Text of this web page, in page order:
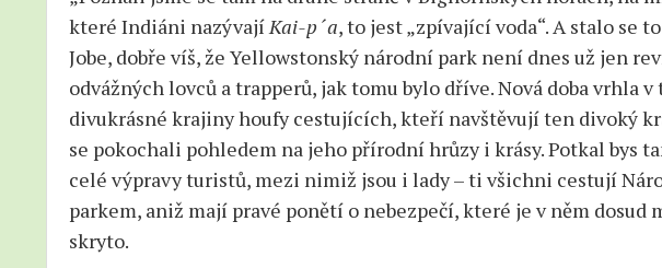
které Indiáni nazývajíKai-p´a, to jest „zpívající voda“. A stalo se
Jobe, dobře víš, že Yellowstonský národní park není dnes už jen
odvážných lovců a trapperů, jak tomu bylo dříve. Nová doba vrhla v
divukrásné krajiny houfy cestujících, kteří navštěvují ten divoký
se pokochali pohledem na jeho přírodní hrůzy i krásy. Potkal bys
celé výpravy turistů, mezi nimiž jsou i lady – ti všichni cestují
parkem, aniž mají pravé ponětí o nebezpečí, které je v něm dosud
skryto.